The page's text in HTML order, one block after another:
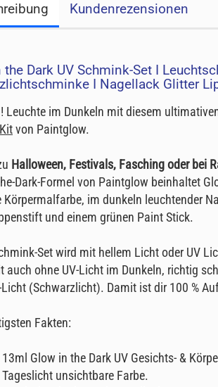
Kundenrezensionen
the Dark UV Schmink-Set I
I Nagellack Glitter
Leuchte im Dunkeln mit diesem
von Paintglow.
Halloween, Festivals, Fasching oder bei
Dark-Formel von Paintglow beinhaltet
Körpermalfarbe, im dunkeln leuchtender
und einem grünen Paint Stick.
Set wird mit hellem Licht oder UV
auch ohne UV-Licht im Dunkeln, richtig
Licht (Schwarzlicht). Damit ist dir 100 %
Fakten:
Glow in the Dark UV Gesichts- &
Tageslicht unsichtbare Farbe.